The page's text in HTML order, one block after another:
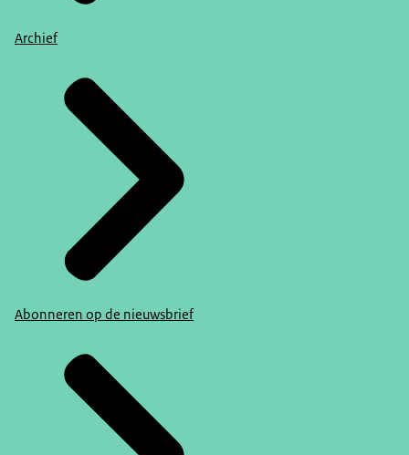
Archief
Abonneren op de nieuwsbrief